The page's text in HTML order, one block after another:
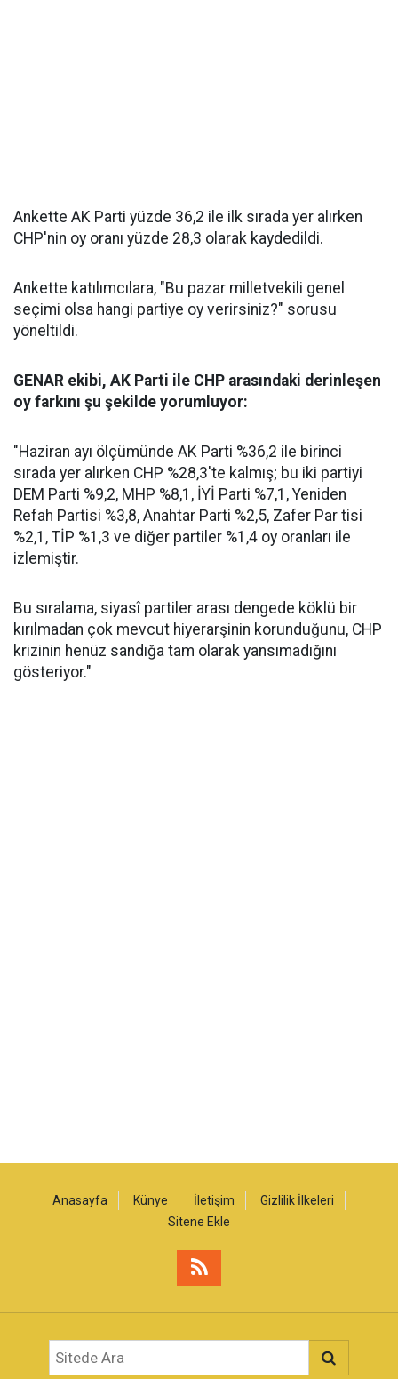
Ankette AK Parti yüzde 36,2 ile ilk sırada yer alırken
CHP'nin oy oranı yüzde 28,3 olarak kaydedildi.
Ankette katılımcılara, "Bu pazar milletvekili genel
seçimi olsa hangi partiye oy verirsiniz?" sorusu
yöneltildi.
GENAR ekibi, AK Parti ile CHP arasındaki derinleşen
oy farkını şu şekilde yorumluyor:
"Haziran ayı ölçümünde AK Parti %36,2 ile birinci
sırada yer alırken CHP %28,3'te kalmış; bu iki partiyi
DEM Parti %9,2, MHP %8,1, İYİ Parti %7,1, Yeniden
Refah Partisi %3,8, Anahtar Parti %2,5, Zafer Par tisi
%2,1, TİP %1,3 ve diğer partiler %1,4 oy oranları ile
izlemiştir.
Bu sıralama, siyasî partiler arası dengede köklü bir
kırılmadan çok mevcut hiyerarşinin korunduğunu, CHP
krizinin henüz sandığa tam olarak yansımadığını
gösteriyor."
Anasayfa Künye İletişim
Gizlilik İlkeleri
Sitene Ekle